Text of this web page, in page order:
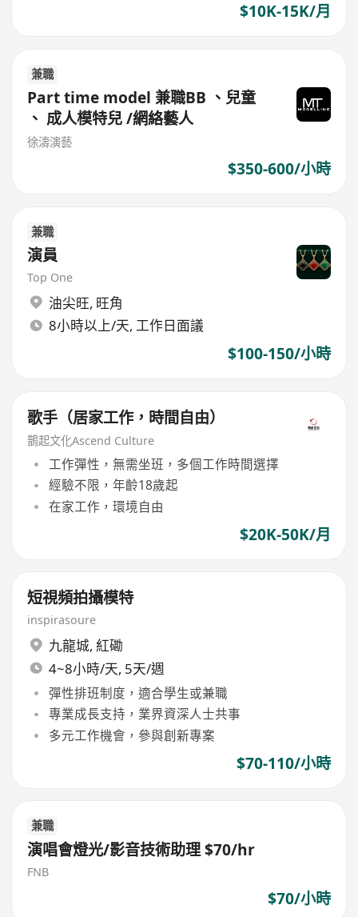
$10K-15K/月
兼職
Part time model 兼職BB 、兒童
、 成人模特兒 /網絡藝人
徐濤演藝
$350-600/小時
兼職
演員
Top One
油尖旺, 旺角
8小時以上/天, 工作日面議
$100-150/小時
歌手（居家工作，時間自由）
鵲起文化Ascend Culture
工作彈性，無需坐班，多個工作時間選擇
經驗不限，年齡18歲起
在家工作，環境自由
$20K-50K/月
短視頻拍攝模特
inspirasoure
九龍城, 紅磡
4~8小時/天, 5天/週
彈性排班制度，適合學生或兼職
專業成長支持，業界資深人士共事
多元工作機會，參與創新專案
$70-110/小時
兼職
演唱會燈光/影音技術助理 $70/hr
FNB
$70/小時